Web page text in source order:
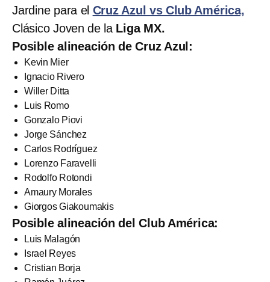
Jardine para el Cruz Azul vs Club América,
Clásico Joven de la Liga MX.
Posible alineación de Cruz Azul:
Kevin Mier
Ignacio Rivero
Willer Ditta
Luis Romo
Gonzalo Piovi
Jorge Sánchez
Carlos Rodríguez
Lorenzo Faravelli
Rodolfo Rotondi
Amaury Morales
Giorgos Giakoumakis
Posible alineación del Club América:
Luis Malagón
Israel Reyes
Cristian Borja